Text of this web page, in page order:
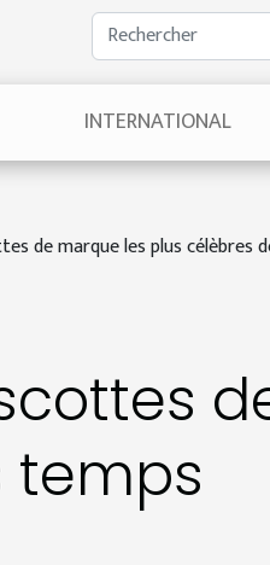
INTERNATIONAL
de marque les plus célèbres
temps